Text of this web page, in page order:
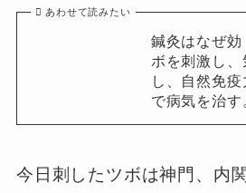
あわせて読みたい
鍼灸はなぜ効
ボを刺激し
し、自然免
で病気を治す
今日刺したツボは神門、内